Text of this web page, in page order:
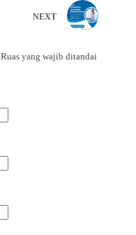
NEXT
Ruas yang wajib ditandai